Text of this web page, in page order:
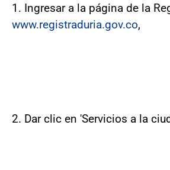
1. Ingresar a la página de la
www.registraduria.gov.co,
2. Dar clic en 'Servicios a la